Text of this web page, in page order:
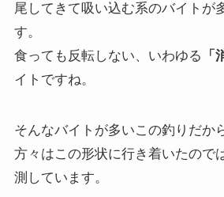
尾してきて吸い込む系のバイトが
す。
食っても反転しない、いわゆる
「
イトですね。
そんなバイトが多いこの釣りだか
方々はこの形状に行き着いたので
測しています。